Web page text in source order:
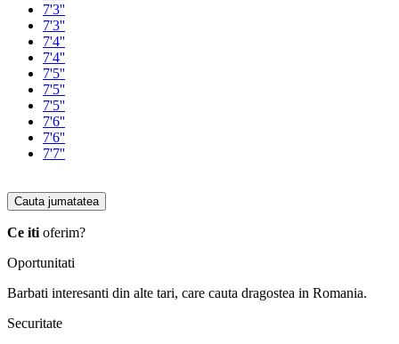
7'3''
7'3''
7'4''
7'4''
7'5''
7'5''
7'5''
7'6''
7'6''
7'7''
Cauta jumatatea
Ce iti oferim?
Oportunitati
Barbati interesanti din alte tari, care cauta dragostea in Romania.
Securitate